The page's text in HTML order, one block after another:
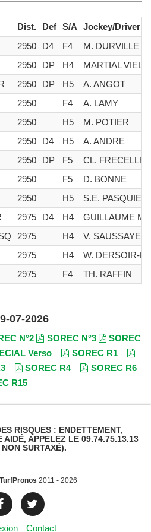
Dist. Def S/A
Jockey/Driver
2950 D4 F4
M. DURVILLE
2950 DP H4
MARTIAL VIEL
2950 DP H5
A. ANGOT
2950 F4
A. LAMY
2950 H5
M. POTIER
2950 D4 H5
A. ANDRE
2950 DP F5
CL. FRECELLE
2950 F5
D. BONNE
2950 H5
S.E. PASQUIER
2975 D4 H4
GUILLAUME
2975 H4
V. SAUSSAYE
2975 H4
W. DERSOIR-
2975 F4 TH. RAFFIN
07-2026
N°2 SOREC N°3
SOREC
Verso
SOREC R1
SOREC R4
SOREC R6
R15
RISQUES : ENDETTEMENT,
AIDÉ, APPELEZ LE 09.74.75.13.13
SURTAXÉ).
TurfPronos 2011 - 2026
Contact